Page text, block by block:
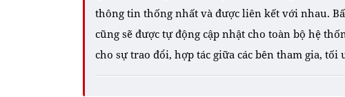
thông tin thống nhất và được liên kết với nhau.
cũng sẽ được tự động cập nhật cho toàn bộ hệ
cho sự trao đổi, hợp tác giữa các bên tham gia,